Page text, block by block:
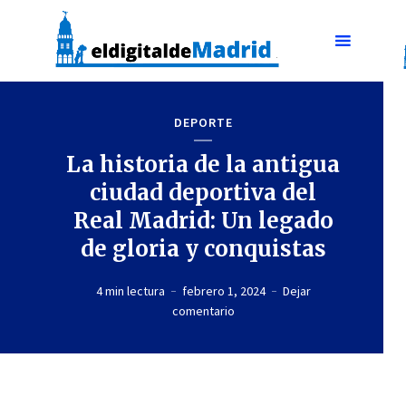
DEPORTE
La historia de la antigua
ciudad deportiva del
Real Madrid: Un legado
de gloria y conquistas
4 min lectura febrero 1, 2024
Dejar
comentario